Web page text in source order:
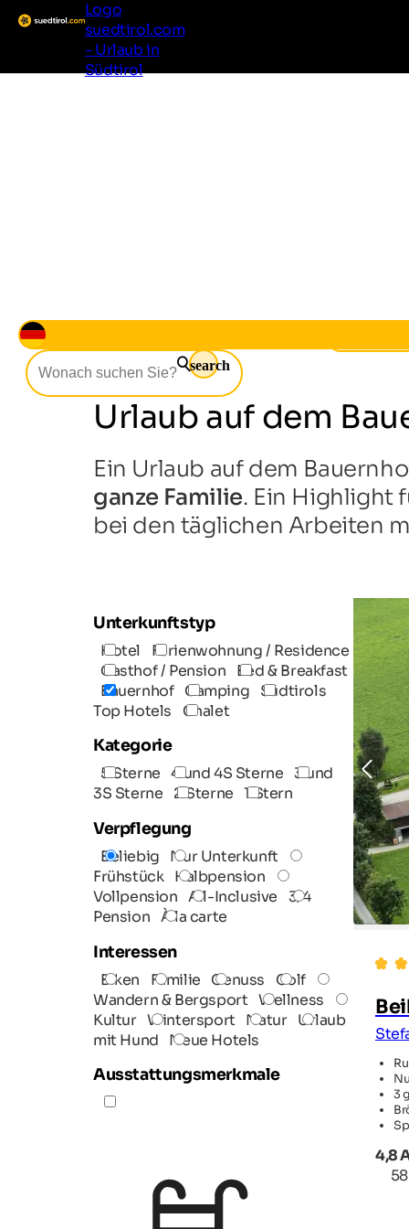
Logo
suedtirol.com
- Urlaub in
Südtirol
search
Urlaub auf dem
Ein Urlaub auf dem
ganze Familie. Ein Highlight
bei den täglichen Arbeiten
Unterkunftstyp
Hotel
Ferienwohnung / Residence
Gasthof / Pension
Bed & Breakfast
Bauernhof Camping
Südtirols
Top Hotels
Chalet
Kategorie
5 Sterne 4 und 4S Sterne 3 und
3S Sterne
2 Sterne 1 Stern
Verpflegung
Beliebig
Nur Unterkunft
Frühstück Halbpension
Vollpension All-Inclusive
3/4
Pension À la carte
Interessen
Biken Familie Genuss
Golf
Wandern & Bergsport Wellness
Kultur Wintersport Natur Urlaub
mit Hund
Neue Hotels
Ausstattungsmerkmale
3
4,8